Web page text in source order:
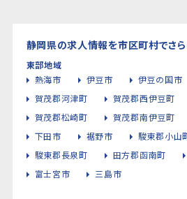
静岡県の求人情報を市区町村でさ
東部地域
熱海市
伊豆市 伊豆の国市
賀茂郡河津町
賀茂郡西伊豆町
賀茂郡松崎町
賀茂郡南伊豆町
下田市
裾野市 駿東郡小山
駿東郡長泉町
田方郡函南町
富士宮市
三島市